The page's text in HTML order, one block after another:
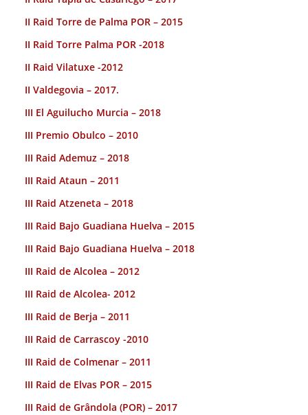
II Raid Torre de Palma POR – 2015
II Raid Torre Palma POR -2018
II Raid Vilatuxe -2012
II Valdegovia – 2017.
III El Aguilucho Murcia – 2018
III Premio Obulco – 2010
III Raid Ademuz – 2018
III Raid Ataun – 2011
III Raid Atzeneta – 2018
III Raid Bajo Guadiana Huelva – 2015
III Raid Bajo Guadiana Huelva – 2018
III Raid de Alcolea – 2012
III Raid de Alcolea- 2012
III Raid de Berja – 2011
III Raid de Carrascoy -2010
III Raid de Colmenar – 2011
III Raid de Elvas POR – 2015
III Raid de Grândola (POR) – 2017